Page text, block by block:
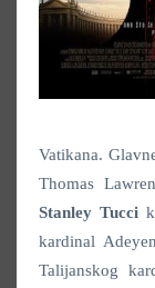
Vatikana.
Thomas
Stanley Tucci
kardinal
Talijanskog